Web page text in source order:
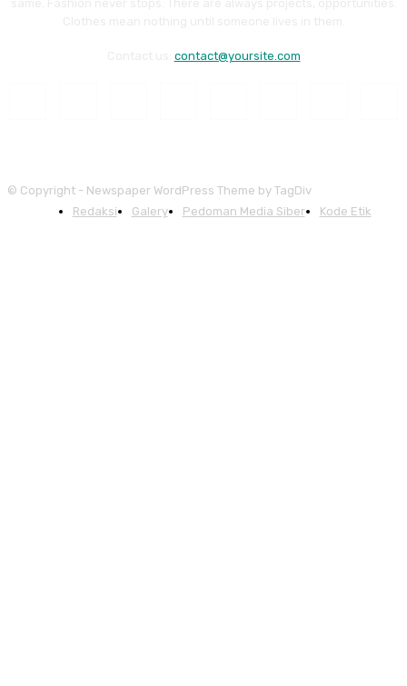
contact@yoursite.com
© Copyright - Newspaper WordPress Theme by TagDiv
Redaksi
Galery Pedoman Media Siber Kode Etik